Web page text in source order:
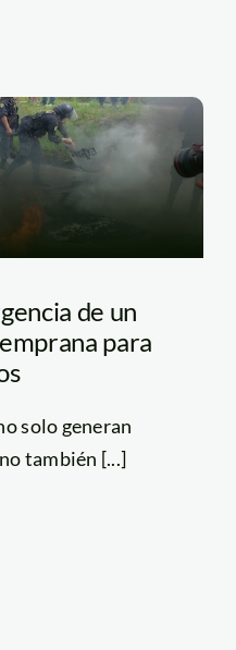
de un
para
solo generan
también [...]